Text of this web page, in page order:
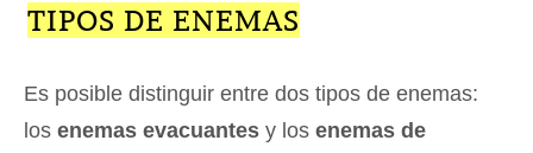
TIPOS DE ENEMAS
Es posible distinguir entre dos tipos de enemas:
los enemas evacuantes y los enemas de